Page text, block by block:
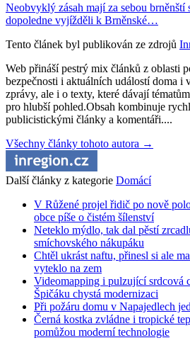
Neobvyklý zásah mají za sebou brněnští
dopoledne vyjížděli k Brněnské…
Tento článek byl publikován ze zdrojů
Web přináší pestrý mix článků z oblasti
bezpečnosti i aktuálních událostí doma i
zprávy, ale i o texty, které dávají
pro hlubší pohled.Obsah kombinuje
publicistickými články a komentáři....
Všechny články tohoto autora →
Další články z kategorie Domácí
V Růžené projel řidič po nově
obce píše o čistém šílenství
Neteklo mýdlo, tak dal pěstí
smíchovského nákupáku
Chtěl ukrást naftu, přinesl si ale
vyteklo na zem
Videomapping i pulzující srdcová
Špičáku chystá modernizaci
Při požáru domu v Napajedlech
Černá kostka zvládne i tropické
pomůžou moderní technologie